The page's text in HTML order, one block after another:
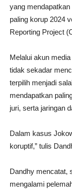
yang
paling korup 2024
Reporting Project
Melalui akun
tidak sekadar
terpilih menjadi
mendapatkan
juri, serta jaringan
Dalam kasus
koruptif,” tulis
Dandhy mencatat,
mengalami